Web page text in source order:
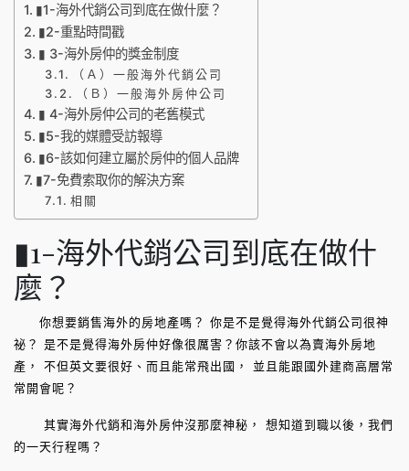
▮1-海外代銷公司到底在做什麼？
▮2-重點時間戳
▮ 3-海外房仲的獎金制度
（Ａ）一般海外代銷公司
（Ｂ）一般海外房仲公司
▮ 4-海外房仲公司的老舊模式
▮5-我的媒體受訪報導
▮6-該如何建立屬於房仲的個人品牌
▮7-免費索取你的解決方案
相關
▮1-海外代銷公司到底在做什
麼？
你想要銷售海外的房地產嗎？ 你是不是覺得海外代銷公司很神
祕？ 是不是覺得海外房仲好像很厲害？你該不會以為賣海外房地
產， 不但英文要很好、而且能常飛出國， 並且能跟國外建商高層常
常開會呢？
其實海外代銷和海外房仲沒那麼神秘， 想知道到職以後，我們
的一天行程嗎？